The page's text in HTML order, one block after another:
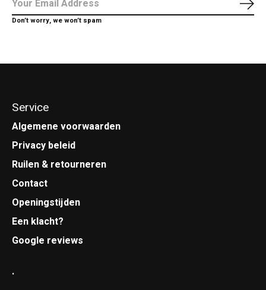
Don’t worry, we won’t spam
Service
Algemene voorwaarden
Privacy beleid
Ruilen & retourneren
Contact
Openingstijden
Een klacht?
Google reviews
.